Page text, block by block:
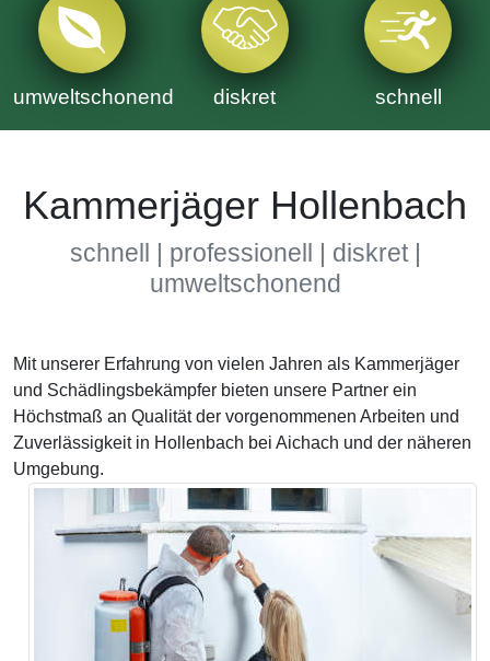
umweltschonend diskret schnell
Kammerjäger Hollenbach
schnell | professionell | diskret |
umweltschonend
Mit unserer Erfahrung von vielen Jahren als Kammerjäger
und Schädlingsbekämpfer bieten unsere Partner ein
Höchstmaß an Qualität der vorgenommenen Arbeiten und
Zuverlässigkeit in Hollenbach bei Aichach und der näheren
Umgebung.